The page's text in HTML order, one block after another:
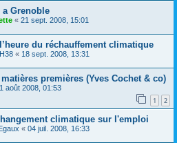
a Grenoble
« 21 sept. 2008, 15:01
du réchauffement climatique
« 18 sept. 2008, 13:31
premières (Yves Cochet & co)
août 2008, 01:53
1 2
climatique sur l'emploi
« 04 juil. 2008, 16:33